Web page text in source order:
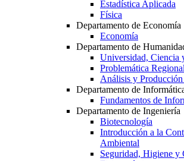
Estadística Aplicada
Física
Departamento de Economía
Economía
Departamento de
Universidad, Ciencia
Problemática Regional
Análisis y
Departamento de
Fundamentos de
Departamento de Ingeniería
Biotecnología
Introducción a la
Ambiental
Seguridad, Higiene y